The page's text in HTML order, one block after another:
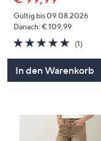
Gültig bis 09.08.2026
Danach: € 109,99
5.0
von
(1)1
In den Warenkorb